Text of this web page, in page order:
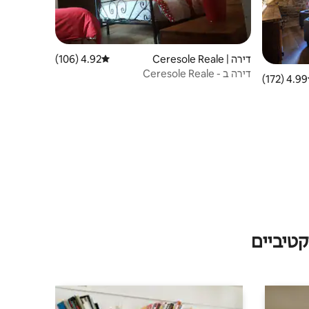
ממוצע של 4.99 מתוך 5, 172 ביקורות
4.99 (172)
דירה | Ceresole Reale דירוג ממוצע של 4.92 מתוך 5, 106 ביקורות
4.92 (106)
דירה ב - Ceresole Reale